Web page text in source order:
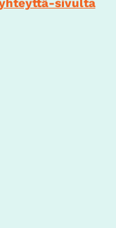
sivulta